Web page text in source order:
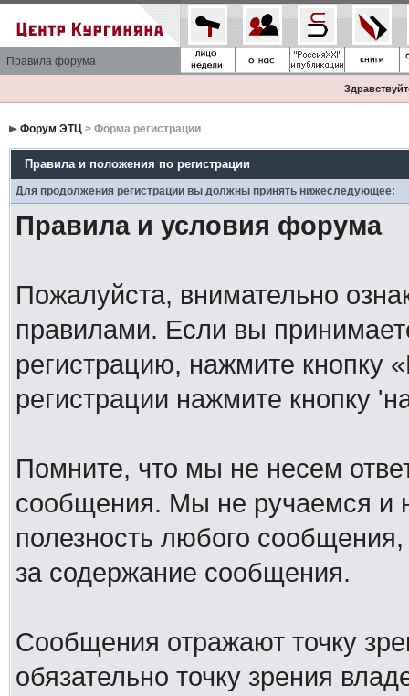
Правила форума
Форум ЭТЦ> Форма регистрации
Правила и положения по регистрации
Для продолжения регистрации вы должны принять нижеследующее:
Правила и условия форума
Пожалуйста, внимательно
правилами. Если вы
регистрацию, нажмите кнопку
регистрации нажмите кнопку
Помните, что мы не несем
сообщения. Мы не ручаемся и
полезность любого
за содержание сообщения.
Сообщения отражают точку
обязательно точку зрения